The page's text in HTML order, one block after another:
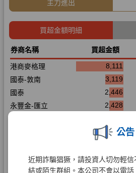
公告
近期詐騙猖獗，請投資人切勿輕
結或陌生群組。本公司不會以電